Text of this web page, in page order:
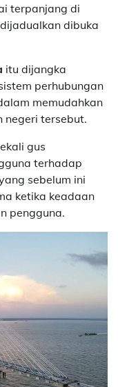
terpanjang di
dibuka
itu dijangka
perhubungan
memudahkan
negeri tersebut.
gus
terhadap
sebelum ini
ketika keadaan
pengguna.